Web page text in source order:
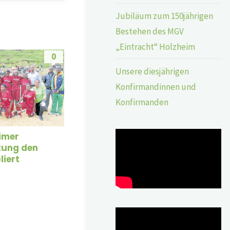
0
den
Jubiläum zum 150jährigen
Bestehen des MGV
„Eintracht“ Holzheim
Unsere diesjährigen
Konfirmandinnen und
Konfirmanden